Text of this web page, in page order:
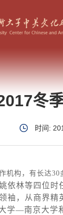
冬
时间:
机构，有长达30
依林等四位时
袖，从商界精
学—南京大学